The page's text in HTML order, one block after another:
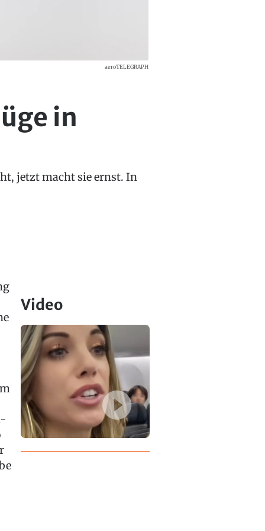
aeroTELEGRAPH
in
jetzt macht sie ernst. In
Video